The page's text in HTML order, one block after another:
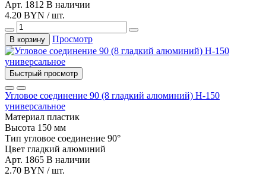
Арт. 1812 В наличии
4.20 BYN / шт.
В корзину Просмотр
Быстрый просмотр
Угловое соединение 90 (8 гладкий алюминий) Н-150
универсальное
Материал пластик
Высота 150 мм
Тип угловое соединение 90°
Цвет гладкий алюминий
Арт. 1865 В наличии
2.70 BYN / шт.